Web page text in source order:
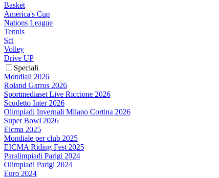
Basket
America's Cup
Nations League
Tennis
Sci
Volley
Drive UP
Speciali
Mondiali 2026
Roland Garros 2026
Sportmediaset Live Riccione 2026
Scudetto Inter 2026
Olimpiadi Invernali Milano Cortina 2026
Super Bowl 2026
Eicma 2025
Mondiale per club 2025
EICMA Riding Fest 2025
Paralimpiadi Parigi 2024
Olimpiadi Parigi 2024
Euro 2024